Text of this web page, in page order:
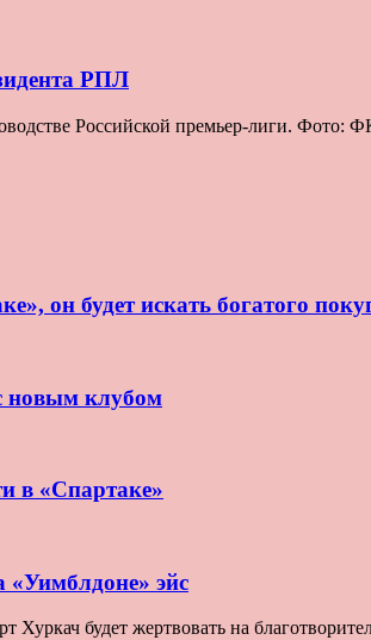
РПЛ
Российской премьер-лиги. Фото:
он будет искать богатого
новым клубом
в «Спартаке»
«Уимблдоне» эйс
будет жертвовать на